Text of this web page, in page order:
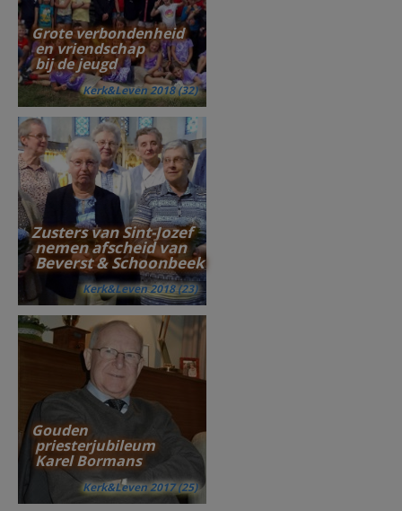
Grote verbondenheid
en vriendschap
bij de jeugd
Kerk&Leven 2018 (32)
Zusters van Sint-Jozef
nemen afscheid van
Beverst & Schoonbeek
Kerk&Leven 2018 (23)
Gouden
priesterjubileum
Karel Bormans
Kerk&Leven 2017 (25)